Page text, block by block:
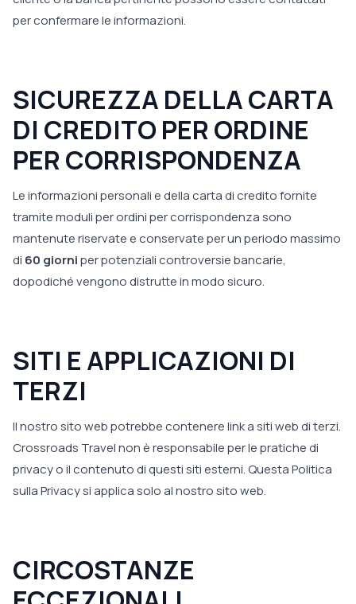
per confermare le informazioni.
SICUREZZA DELLA CARTA
DI CREDITO PER ORDINE
PER CORRISPONDENZA
Le informazioni personali e della carta di credito fornite
tramite moduli per ordini per corrispondenza sono
mantenute riservate e conservate per un periodo massimo
di 60 giorniper potenziali controversie bancarie,
dopodiché vengono distrutte in modo sicuro.
SITI E APPLICAZIONI DI
TERZI
Il nostro sito web potrebbe contenere link a siti web di terzi.
Crossroads Travel non è responsabile per le pratiche di
privacy o il contenuto di questi siti esterni. Questa Politica
sulla Privacy si applica solo al nostro sito web.
CIRCOSTANZE